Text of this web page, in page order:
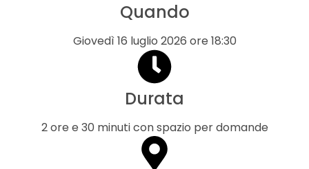
Quando
Giovedì 16 luglio 2026 ore 18:30
Durata
2 ore e 30 minuti con spazio per domande